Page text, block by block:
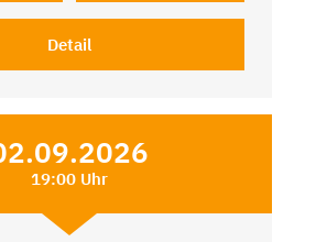
Detail
19:00 Uhr